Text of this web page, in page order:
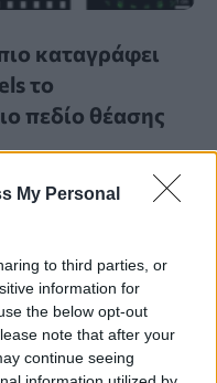
My Personal
to third parties, or
information for
the below opt-out
note that after your
continue seeing
καταγράφει
το
πεδίο θέασης